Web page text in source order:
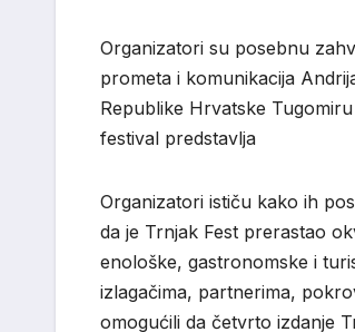
Organizatori su posebnu
prometa i komunikacija
Republike Hrvatske
festival predstavlja
Organizatori ističu kako ih
da je Trnjak Fest prerastao
enološke, gastronomske i
izlagačima, partnerima,
omogućili da četvrto izdanje